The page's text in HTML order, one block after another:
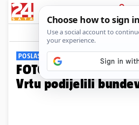
PRIJAVA
Galerija
POSLASTICA ZA STANOVNIKE
FOTO Preslatki
Vrtu podijelili